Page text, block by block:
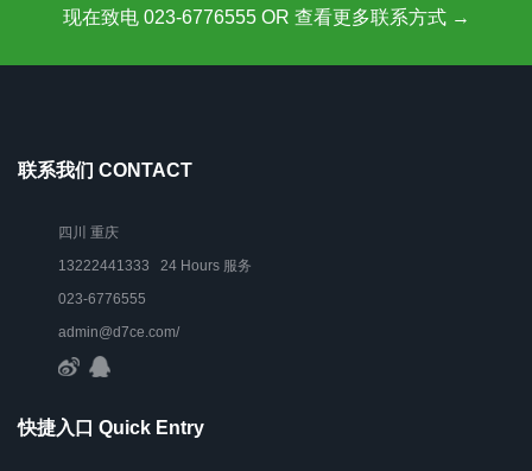
现在致电 023-6776555 OR 查看更多联系方式 →
联系我们 CONTACT
四川 重庆
13222441333 24 Hours 服务
023-6776555
admin@d7ce.com/
快捷入口 Quick Entry